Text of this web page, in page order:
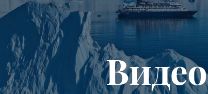
Мы помогаем
Наши партнёры
Вакансии
Контакты
Обратная связь
Что брать с собой
Клуб привилегий
Каталоги
Отзывы
Вопросы и ответы
Специальные мероприятия
Континент Антарктида Новый год
Фолклендские о-ва и Южная Георгия
Фолклендские о-ва, Южная Георгия и
Антарктида
Исландия
Шпицберген
Видео